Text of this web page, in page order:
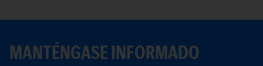
MANTÉNGASE INFORMADO